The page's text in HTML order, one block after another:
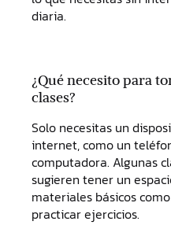
diaria.
¿Qué necesito para
clases?
Solo necesitas un
internet, como un
computadora. Algunas
sugieren tener un
materiales básicos
practicar ejercicios.